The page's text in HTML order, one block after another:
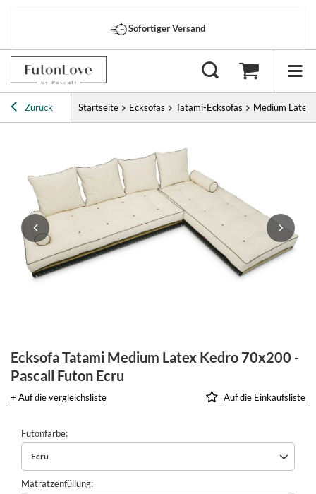
Sofortiger Versand
Zurück Startseite Ecksofas Tatami-Ecksofas Medium Latex
Ecksofa Tatami Medium Latex Kedro 70x200 -
Pascall Futon Ecru
+ Auf die vergleichsliste Auf die Einkaufsliste
Futonfarbe
Ecru
Matratzenfüllung